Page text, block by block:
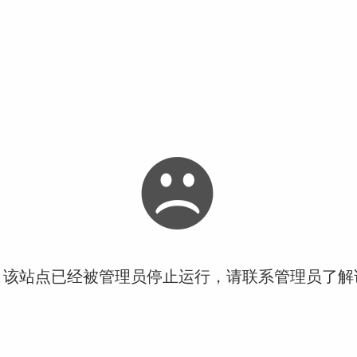
站点已经被管理员停止运行，请联系管理员了